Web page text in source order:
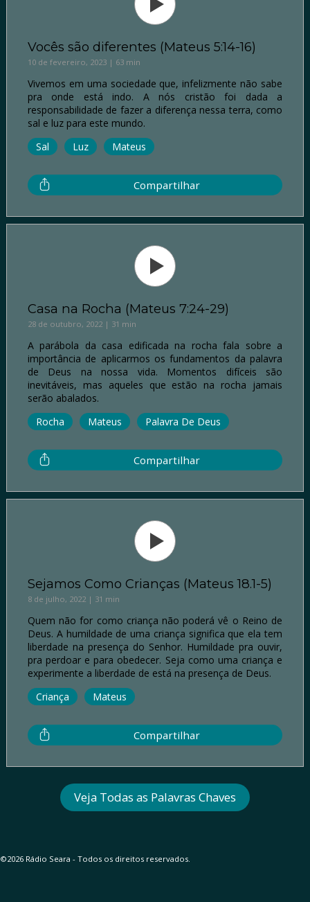
Vocês são diferentes (Mateus 5:14-16)
10 de fevereiro, 2023 | 63 min
Vivemos em uma sociedade que, infelizmente não sabe
pra onde está indo. A nós cristão foi dada a
responsabilidade de fazer a diferença nessa terra, como
sal e luz para este mundo.
Sal
Luz Mateus
Compartilhar
Casa na Rocha (Mateus 7:24-29)
28 de outubro, 2022 | 31 min
A parábola da casa edificada na rocha fala sobre a
importância de aplicarmos os fundamentos da palavra
de Deus na nossa vida. Momentos difíceis são
inevitáveis, mas aqueles que estão na rocha jamais
serão abalados.
Rocha
Mateus Palavra De Deus
Compartilhar
Sejamos Como Crianças (Mateus 18.1-5)
8 de julho, 2022 | 31 min
Quem não for como criança não poderá vê o Reino de
Deus. A humildade de uma criança significa que ela tem
liberdade na presença do Senhor. Humildade pra ouvir,
pra perdoar e para obedecer. Seja como uma criança e
experimente a liberdade de está na presença de Deus.
Criança
Mateus
Compartilhar
Veja Todas as Palavras Chaves
©2026 Rádio Seara - Todos os direitos reservados.